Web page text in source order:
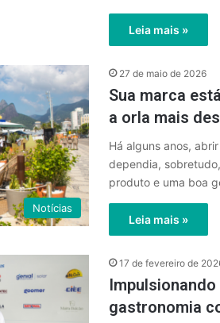
Leia mais »
Notícias
27 de maio de 2026
Sua marca
a orla mais
Há alguns anos,
dependia,
produto e uma boa
Leia mais »
17 de fevereiro de
gastronomia